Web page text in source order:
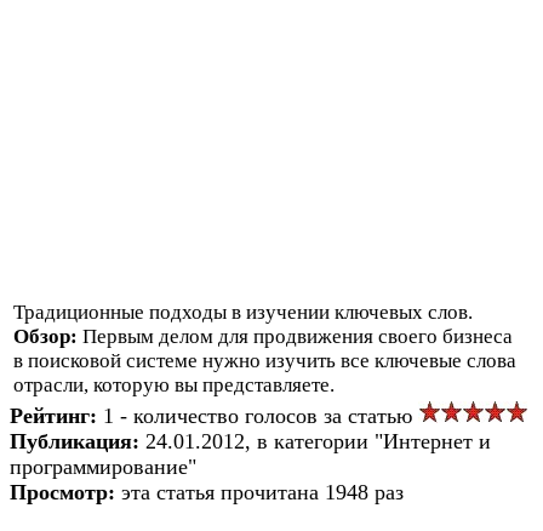
Традиционные подходы в изучении ключевых слов.
Обзор: Первым делом для продвижения своего бизнеса
в поисковой системе нужно изучить все ключевые слова
отрасли, которую вы представляете.
Рейтинг: 1 - количество голосов за статью
Публикация: 24.01.2012, в категории "Интернет и
программирование"
Просмотр: эта статья прочитана 1948 раз